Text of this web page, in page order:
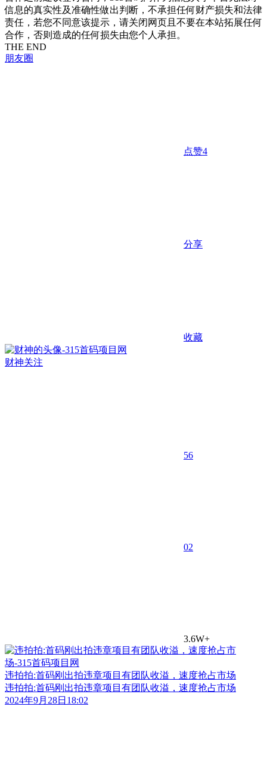
信息的真实性及准确性做出判断，不承担任何财产损失和法律
责任，若您不同意该提示，请关闭网页且不要在本站拓展任何
合作，否则造成的任何损失由您个人承担。
THE END
朋友圈
点赞4
分享
收藏
财神关注
56
02
3.6W+
违拍拍:首码刚出拍违章项目有团队收溢，速度抢占市场
违拍拍:首码刚出拍违章项目有团队收溢，速度抢占市场
2024年9月28日18:02